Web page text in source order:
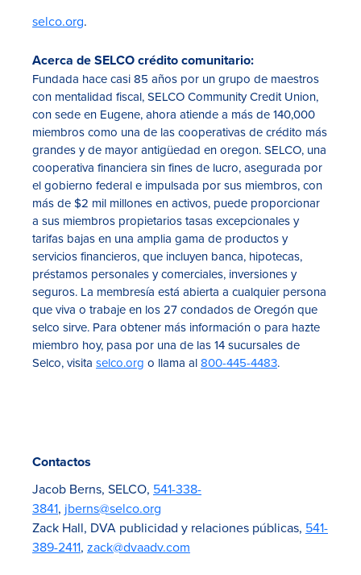
selco.org.
Acerca de SELCO crédito comunitario:
Fundada hace casi 85 años por un grupo de maestros
con mentalidad fiscal, SELCO Community Credit Union,
con sede en Eugene, ahora atiende a más de 140,000
miembros como una de las cooperativas de crédito más
grandes y de mayor antigüedad en oregon. SELCO, una
cooperativa financiera sin fines de lucro, asegurada por
el gobierno federal e impulsada por sus miembros, con
más de $2 mil millones en activos, puede proporcionar
a sus miembros propietarios tasas excepcionales y
tarifas bajas en una amplia gama de productos y
servicios financieros, que incluyen banca, hipotecas,
préstamos personales y comerciales, inversiones y
seguros. La membresía está abierta a cualquier persona
que viva o trabaje en los 27 condados de Oregón que
selco sirve. Para obtener más información o para hazte
miembro hoy, pasa por una de las 14 sucursales de
Selco, visita selco.org o llama al800-445-4483.
Contactos
Jacob Berns, SELCO, 541-338-
3841, jberns@selco.org
Zack Hall, DVA publicidad y relaciones públicas, 541-
389-2411, zack@dvaadv.com